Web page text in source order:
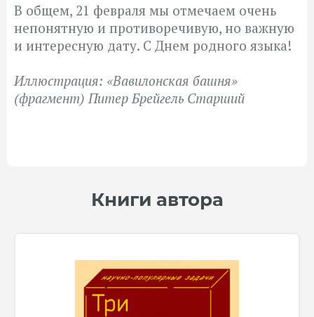
В общем, 21 февраля мы отмечаем очень
непонятную и противоречивую, но важную
и интересную дату. С Днем родного языка!
Иллюстрация: «Вавилонская башня»
(фрагмент) Питер Брейгель Старший
Книги автора